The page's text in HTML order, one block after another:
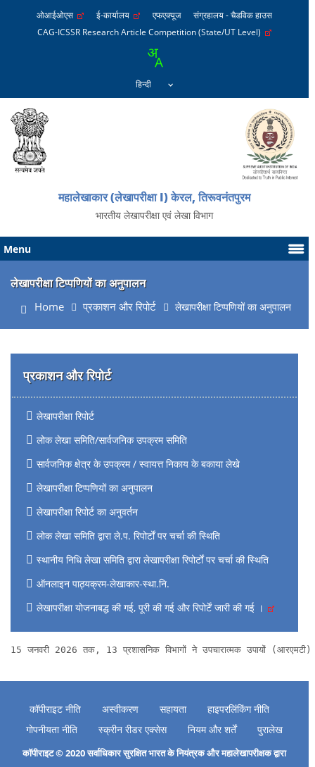
ओआईओएस ई-कार्यालय एफएक्यूज
संग्रहालय - चैडविक हाउस
CAG-ICSSR Research Article Competition (State/UT Level)
महालेखाकार (लेखापरीक्षा I) केरल, तिरूवनंतपुरम
भारतीय लेखापरीक्षा एवं लेखा विभाग
Menu
लेखापरीक्षा टिप्पणियों का अनुपालन
Home प्रकाशन और रिपोर्ट लेखापरीक्षा टिप्पणियों का अनुपालन
प्रकाशन और रिपोर्ट
लेखापरीक्षा रिपोर्ट
लोक लेखा समिति/सार्वजनिक उपक्रम समिति
सार्वजनिक क्षेत्र के उपक्रम / स्वायत्त निकाय के बकाया लेखे
लेखापरीक्षा टिप्पणियों का अनुपालन
लेखापरीक्षा रिपोर्ट का अनुवर्तन
लोक लेखा समिति द्वारा ले.प. रिपोर्टों पर चर्चा की स्थिति
स्थानीय निधि लेखा समिति द्वारा लेखापरीक्षा रिपोर्टों पर चर्चा की स्थिति
ऑनलाइन पाठ्यक्रम-लेखाकार-स्था.नि.
लेखापरीक्षा योजनाबद्ध की गई, पूरी की गई और रिपोर्टें जारी की गई ।
15 जनवरी 2026 तक, 13 प्रशासनिक विभागों ने उपचारात्मक उपायों
कॉपीराइट नीति अस्वीकरण सहायता
हाइपरलिंकिंग नीति
गोपनीयता नीति
स्क्रीन रीडर एक्सेस नियम और शर्तें पुरालेख
कॉपीराइट © 2020 सर्वाधिकार सुरक्षित भारत के नियंत्रक और महालेखापरीक्षक द्वारा